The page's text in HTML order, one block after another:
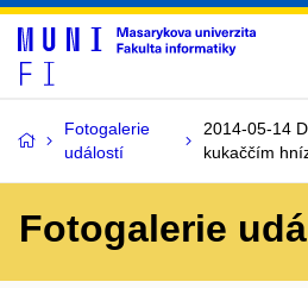
Fotogalerie
událostí
2014-05-14
kukaččím
Fotogalerie